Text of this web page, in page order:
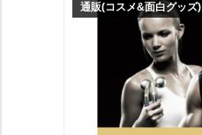
通販(コスメ&面白グッズ)